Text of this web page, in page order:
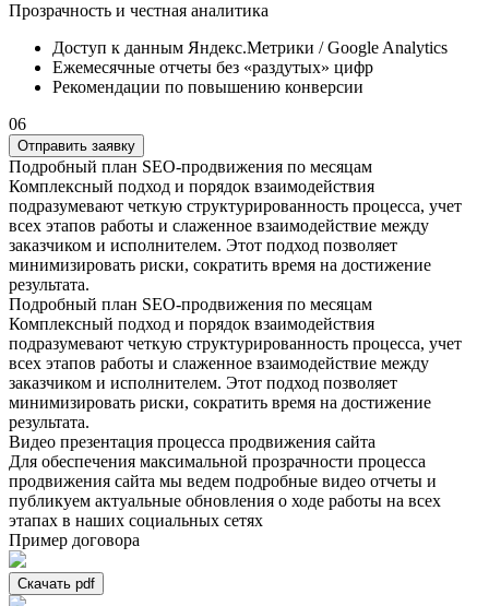
Прозрачность и честная аналитика
Доступ к данным Яндекс.Метрики / Google Analytics
Ежемесячные отчеты без «раздутых» цифр
Рекомендации по повышению конверсии
06
Отправить заявку
Подробный план SEO-продвижения по месяцам
Комплексный подход и порядок взаимодействия
подразумевают четкую структурированность процесса, учет
всех этапов работы и слаженное взаимодействие между
заказчиком и исполнителем. Этот подход позволяет
минимизировать риски, сократить время на достижение
результата.
Подробный план SEO-продвижения по месяцам
Комплексный подход и порядок взаимодействия
подразумевают четкую структурированность процесса, учет
всех этапов работы и слаженное взаимодействие между
заказчиком и исполнителем. Этот подход позволяет
минимизировать риски, сократить время на достижение
результата.
Видео презентация процесса продвижения сайта
Для обеспечения максимальной прозрачности процесса
продвижения сайта мы ведем подробные видео отчеты и
публикуем актуальные обновления о ходе работы на всех
этапах в наших социальных сетях
Пример договора
Скачать pdf